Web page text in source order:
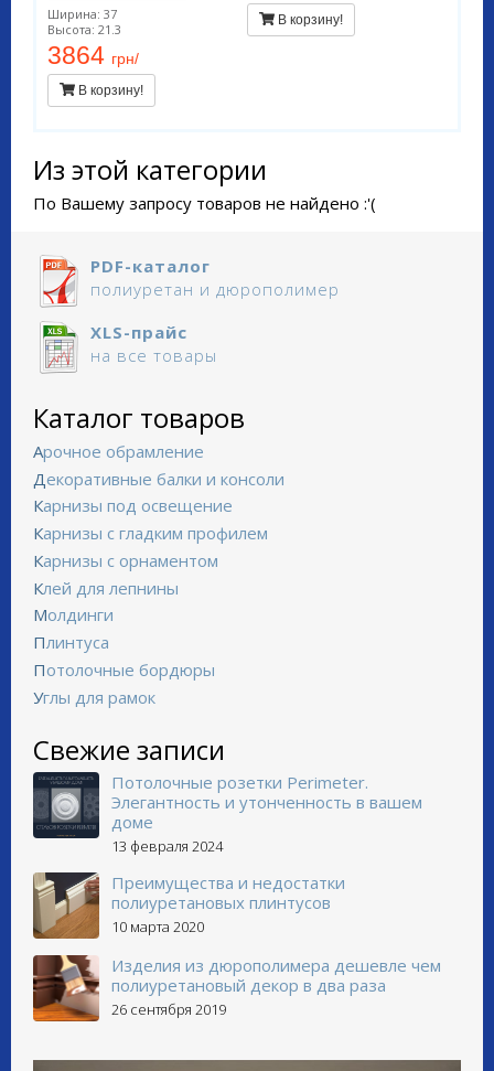
Ширина: 37
Высота: 21.3
3864 грн/
В корзину!
В корзину!
Из этой категории
По Вашему запросу товаров не найдено :'(
PDF-каталог
полиуретан и дюрополимер
XLS-прайс
на все товары
Каталог товаров
Арочное обрамление
Декоративные балки и консоли
Карнизы под освещение
Карнизы с гладким профилем
Карнизы с орнаментом
Клей для лепнины
Молдинги
Плинтуса
Потолочные бордюры
Углы для рамок
Свежие записи
Потолочные розетки Perimeter.
Элегантность и утонченность в вашем
доме
13 февраля 2024
Преимущества и недостатки
полиуретановых плинтусов
10 марта 2020
Изделия из дюрополимера дешевле чем
полиуретановый декор в два раза
26 сентября 2019